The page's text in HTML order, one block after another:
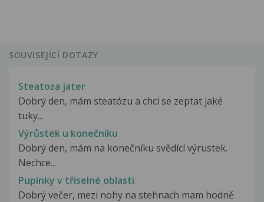
SOUVISEJÍCÍ DOTAZY
Steatoza jater
Dobrý den, mám steatózu a chci se zeptat jaké
tuky...
Výrůstek u konečníku
Dobrý den, mám na konečníku svědící výrustek.
Nechce...
Pupínky v tříselné oblasti
Dobrý večer, mezi nohy na stehnach mam hodně